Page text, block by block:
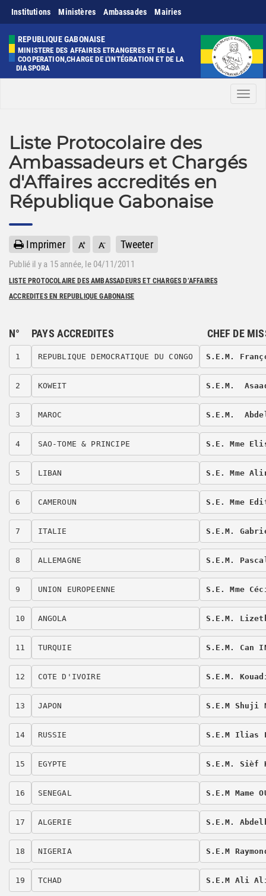
Institutions Ministères Ambassades Mairies
REPUBLIQUE GABONAISE
MINISTERE DES AFFAIRES ETRANGERES ET DE LA
COOPERATION,CHARGE DE L'INTÉGRATION ET DE LA
DIASPORA
Menu
Liste Protocolaire des
Ambassadeurs et Chargés
d'Affaires accredités en
République Gabonaise
Imprimer Tweeter
Publié il y a 15 année, le 04/11/2011
LISTE PROTOCOLAIRE DES AMBASSADEURS ET CHARGES D’AFFAIRES
ACCREDITES EN REPUBLIQUE GABONAISE
N° PAYS ACCREDITES CHEF DE
1 REPUBLIQUE DEMOCRATIQUE DU CONGO S.E.M.
2 KOWEIT S.E.M.  Asaad
3 MAROC S.E.M.
4 SAO-TOME & PRINCIPE S.E. Mme
5 LIBAN S.E. Mme
6 CAMEROUN S.E. Mme
7 ITALIE S.E.M.
8 ALLEMAGNE S.E.M.
9 UNION EUROPEENNE S.E. Mme
10 ANGOLA S.E.M. Lizeth
11 TURQUIE S.E.M. Can
12 COTE D'IVOIRE S.E.M.
13 JAPON S.E.M Shuji
14 RUSSIE S.E.M Ilias F.
15 EGYPTE S.E.M. Sièf
16 SENEGAL S.E.M Mame
17 ALGERIE S.E.M.
18 NIGERIA S.E.M
19 TCHAD S.E.M Ali